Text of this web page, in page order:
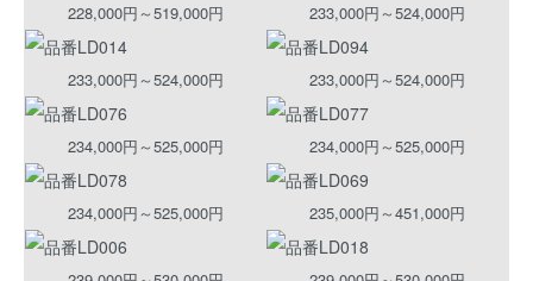
228,000円～519,000円 233,000円～524,000円
233,000円～524,000円 233,000円～524,000円
234,000円～525,000円 234,000円～525,000円
234,000円～525,000円 235,000円～451,000円